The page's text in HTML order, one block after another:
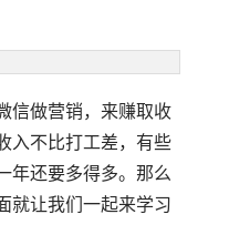
做营销，来赚取收
入不比打工差，有些
年还要多得多。那么
就让我们一起来学习